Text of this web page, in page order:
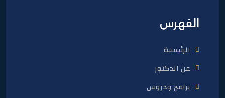
الفهرس
الرئيسية
عن الدكتور
برامج ودروس